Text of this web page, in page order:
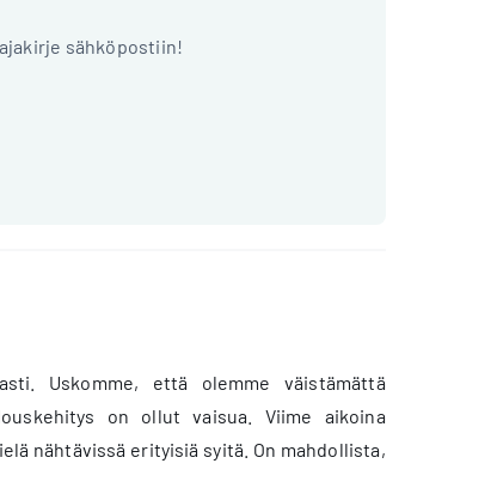
sähköpostiin!
Uskomme, että olemme väistämättä
on ollut vaisua. Viime aikoina
nähtävissä erityisiä syitä. On mahdollista,